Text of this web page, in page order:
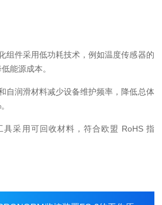
组件采用低功耗技术，例如温度传感器的
能源成本。
自润滑材料减少设备维护频率，降低总体
具采用可回收材料，符合欧盟 RoHS 指